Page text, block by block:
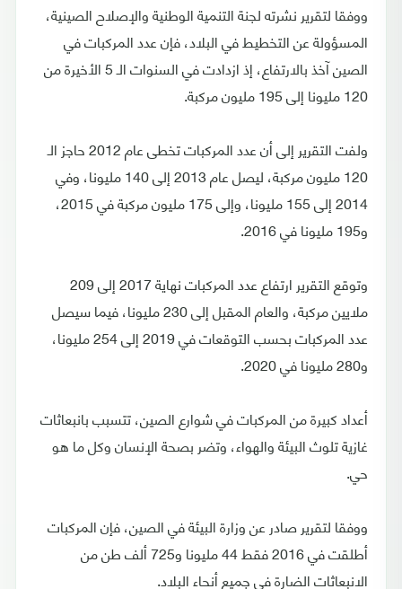
ووفقا لتقرير نشرته لجنة التنمية الوطنية والإصلاح الصينية،
المسؤولة عن التخطيط في البلاد، فإن عدد المركبات في
الصين آخذ بالارتفاع، إذ ازدادت في السنوات الـ 5 الأخيرة من
120 مليونا إلى 195 مليون مركبة.
ولفت التقرير إلى أن عدد المركبات تخطى عام 2012 حاجز الـ
120 مليون مركبة، ليصل عام 2013 إلى 140 مليونا، وفي
2014 إلى 155 مليونا، وإلى 175 مليون مركبة في 2015،
و195 مليونا في 2016.
وتوقع التقرير ارتفاع عدد المركبات نهاية 2017 إلى 209
ملايين مركبة، والعام المقبل إلى 230 مليونا، فيما سيصل
عدد المركبات بحسب التوقعات في 2019 إلى 254 مليونا،
و280 مليونا في 2020.
أعداد كبيرة من المركبات في شوارع الصين، تتسبب بانبعاثات
غازية تلوث البيئة والهواء، وتضر بصحة الإنسان وكل ما هو
حي.
ووفقا لتقرير صادر عن وزارة البيئة في الصين، فإن المركبات
أطلقت في 2016 فقط 44 مليونا و725 ألف طن من
الانبعاثات الضارة في جميع أنحاء البلاد.